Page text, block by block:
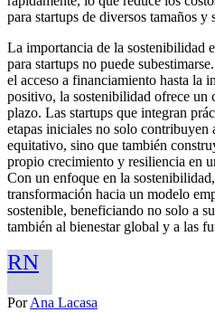
para startups de diversos tamaños y
La importancia de la sostenibilidad
para startups no puede
el acceso a financiamiento hasta la
positivo, la sostenibilidad ofrece un
plazo. Las startups que integran
etapas iniciales no solo contribuyen
equitativo, sino que también
propio crecimiento y resiliencia en
Con un enfoque en la
transformación hacia un modelo
sostenible, beneficiando no solo a
también al bienestar global y a las
RN
PorAna Lacasa